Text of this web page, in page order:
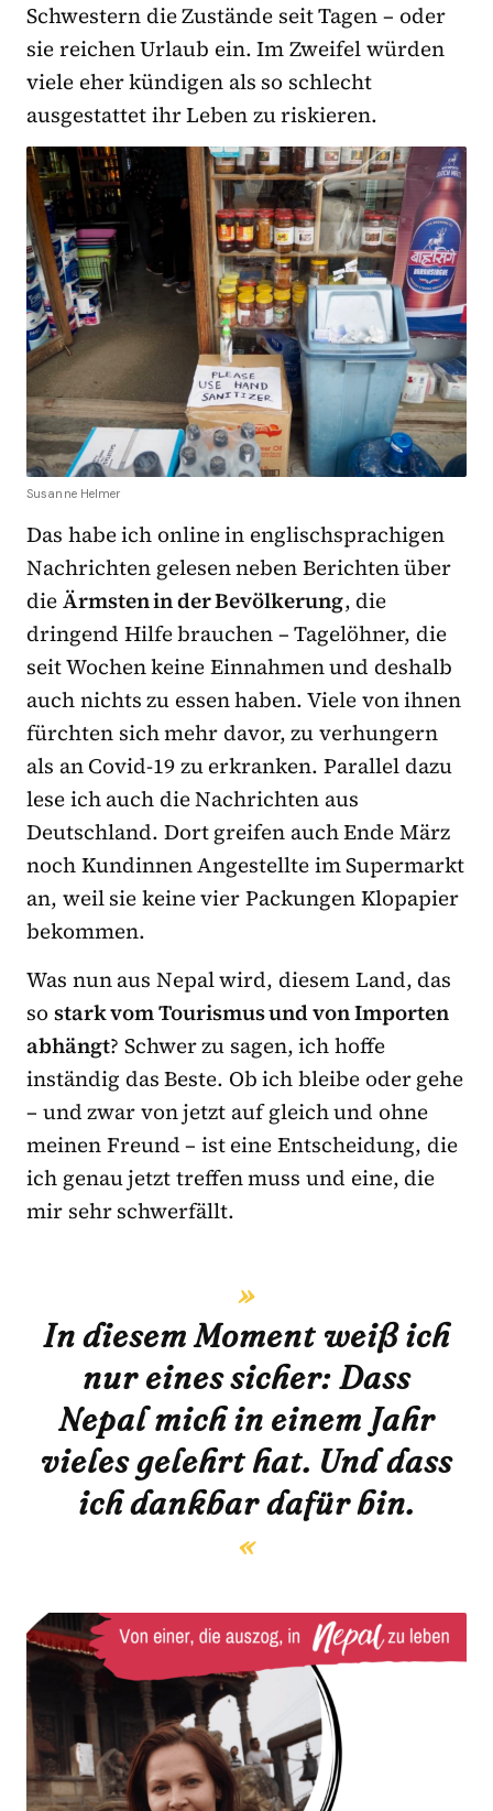
Schwestern die Zustände seit Tagen – oder
sie reichen Urlaub ein. Im Zweifel würden
viele eher kündigen als so schlecht
ausgestattet ihr Leben zu riskieren.
Susanne Helmer
Das habe ich online in englischsprachigen
Nachrichten gelesen neben Berichten über
dieÄrmsten in der Bevölkerung, die
dringend Hilfe brauchen – Tagelöhner, die
seit Wochen keine Einnahmen und deshalb
auch nichts zu essen haben. Viele von ihnen
fürchten sich mehr davor, zu verhungern
als an Covid-19 zu erkranken. Parallel dazu
lese ich auch die Nachrichten aus
Deutschland. Dort greifen auch Ende März
noch Kundinnen Angestellte im Supermarkt
an, weil sie keine vier Packungen Klopapier
bekommen.
Was nun aus Nepal wird, diesem Land, das
so stark vom Tourismus und von Importen
abhängt? Schwer zu sagen, ich hoffe
inständig das Beste. Ob ich bleibe oder gehe
– und zwar von jetzt auf gleich und ohne
meinen Freund – ist eine Entscheidung, die
ich genau jetzt treffen muss und eine, die
mir sehr schwerfällt.
In diesem Moment weiß ich
nur eines sicher: Dass
Nepal mich in einem Jahr
vieles gelehrt hat. Und dass
ich dankbar dafür bin.